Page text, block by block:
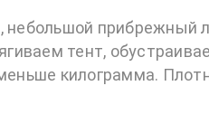
прибрежный
тент,
килограмма.